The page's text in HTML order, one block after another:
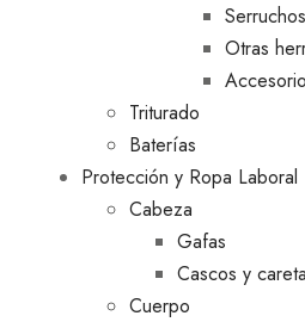
Serruchos
Otras
Triturado
Baterías
Protección y Ropa Laboral
Cabeza
Gafas
Cascos y
Cuerpo